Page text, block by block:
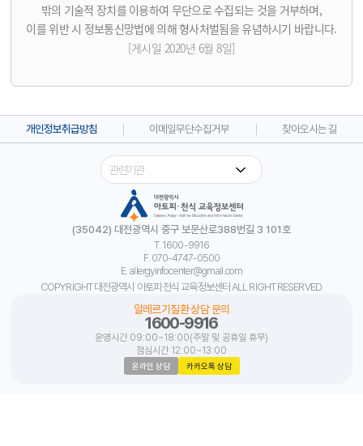
밖의 기술적 장치를 이용하여 무단으로 수집되는 것을 거부하며,
이를 위반 시 정보통신망법에 의해 형사처벌됨을 유념하시기 바랍니다.
[게시일 2020년 6월 8일]
개인정보취급방침 이메일무단수집거부 찾아오시는 길
(35042) 대전광역시 중구 보문산로388번길 3 101호
T. 1600-9916
F. 070-4747-0500
E. allergyinfocenter@gmail.com
COPYRIGHT 대전광역시 아토피·천식 교육정보센터 ALL RIGHT RESERVED.
알레르기질환 상담 문의
1600-9916
운영시간 09:00~18:00(주말 및 공휴일 휴무)
점심시간 12:00~13:00
온라인 상담 카카오톡 상담